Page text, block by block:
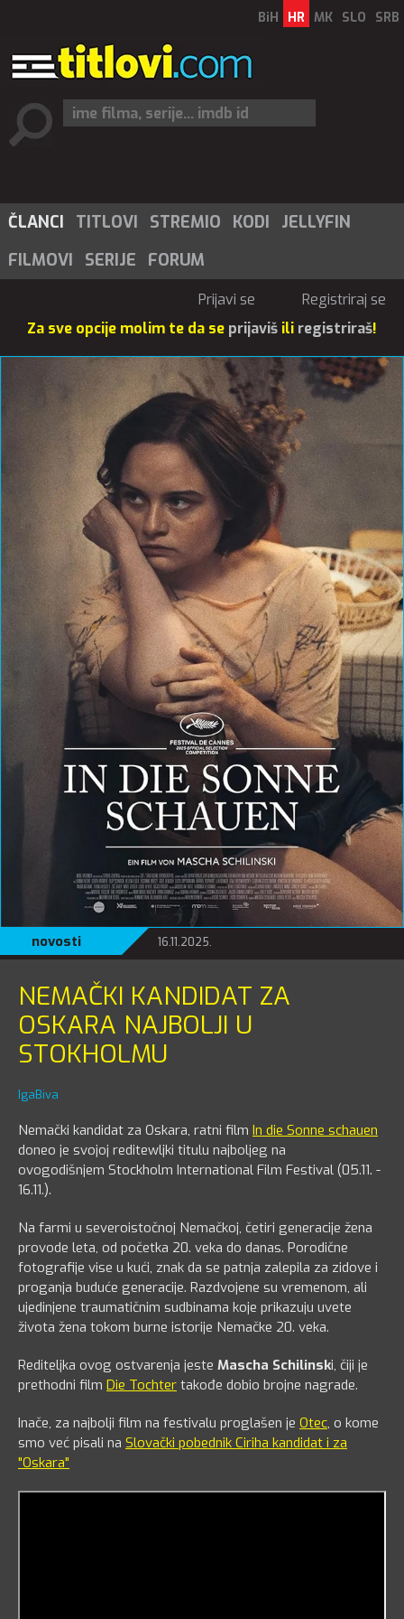
BiH HR MK SLO SRB
ČLANCI TITLOVI STREMIO KODI
JELLYFIN
FILMOVI
SERIJE FORUM
Prijavi se
Registriraj se
Za sve opcije molim te da se prijaviš ili registriraš!
novosti 16.11.2025.
NEMAČKI KANDIDAT ZA
OSKARA NAJBOLJI U
STOKHOLMU
IgaBiva
Nemački kandidat za Oskara, ratni film In die Sonne schauen
doneo je svojoj reditewljki titulu najboljeg na
ovogodišnjem Stockholm International Film Festival (05.11. -
16.11.).
Na farmi u severoistočnoj Nemačkoj, četiri generacije žena
provode leta, od početka 20. veka do danas. Porodične
fotografije vise u kući, znak da se patnja zalepila za zidove i
proganja buduće generacije. Razdvojene su vremenom, ali
ujedinjene traumatičnim sudbinama koje prikazuju uvete
života žena tokom burne istorije Nemačke 20. veka.
Rediteljka ovog ostvarenja jeste Mascha Schilinski, čiji je
prethodni film Die Tochter takođe dobio brojne nagrade.
Inače, za najbolji film na festivalu proglašen je Otec, o kome
smo već pisali na Slovački pobednik Ciriha kandidat i za
"Oskara"